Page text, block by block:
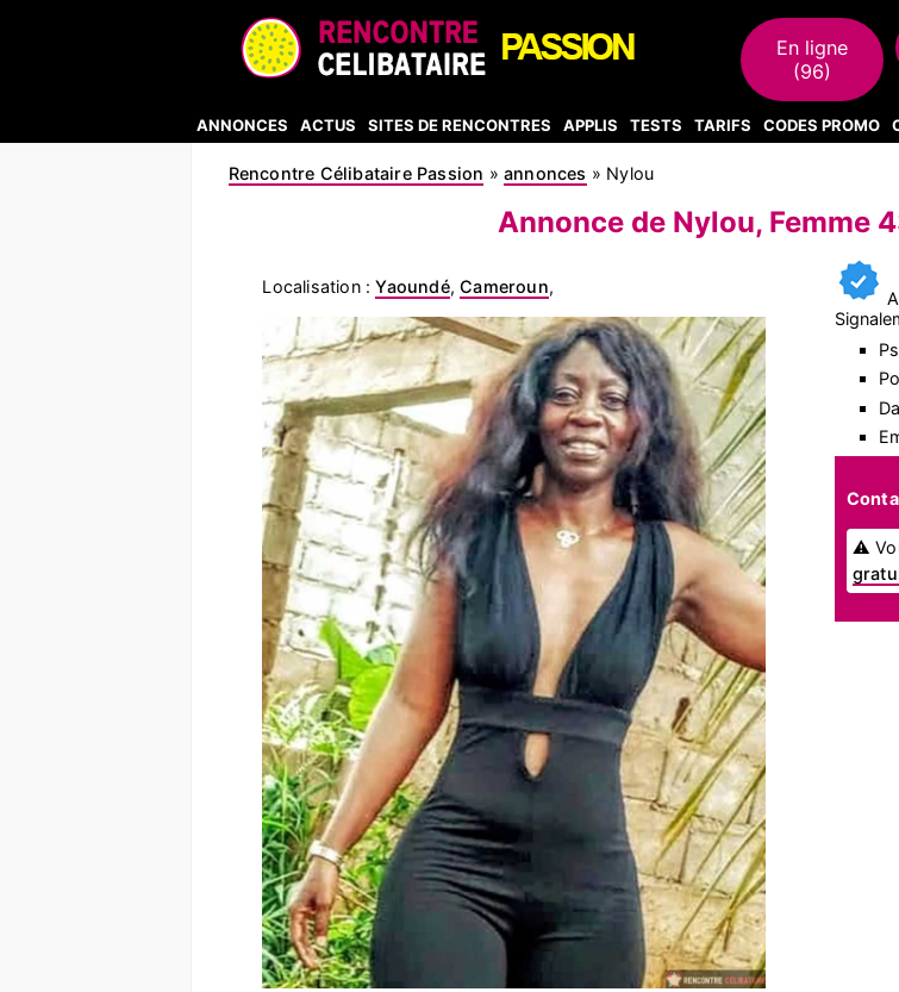
En ligne
(96)
ANNONCES ACTUS SITES DE RENCONTRES APPLIS TESTS TARIFS CODES PROMO
Rencontre Célibataire Passion »annonces » Nylou
Annonce de Nylou, Femme
Localisation :Yaoundé,Cameroun,
⚠